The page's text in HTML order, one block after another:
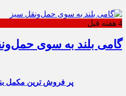
4 هفته قبل
گامی بلند به سوی
پر فروش ترین مکمل